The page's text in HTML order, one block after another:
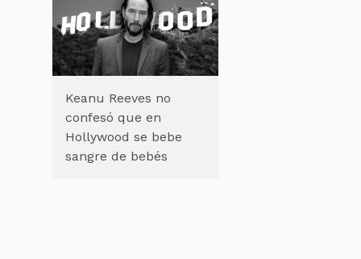
Keanu Reeves no
confesó que en
Hollywood se bebe
sangre de bebés